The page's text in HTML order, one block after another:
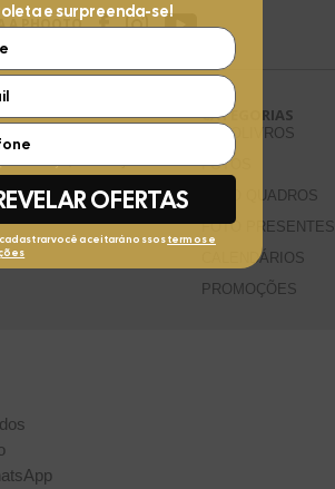
A PHOOTO
a guardar seus
revelações e
>>
CATEGORIAS
FOTOLIVROS
FOTOS
FOTO QUADROS
FOTO PRESENTES
CALENDÁRIOS
PROMOÇÕES